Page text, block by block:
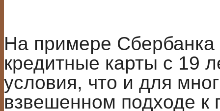
На примере Сбербанка
кредитные карты с 19
условия, что и для
взвешенном подходе к